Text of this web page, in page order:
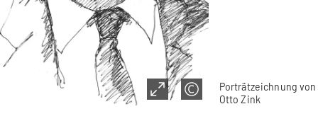
Porträtzeichnung von
Otto Zink